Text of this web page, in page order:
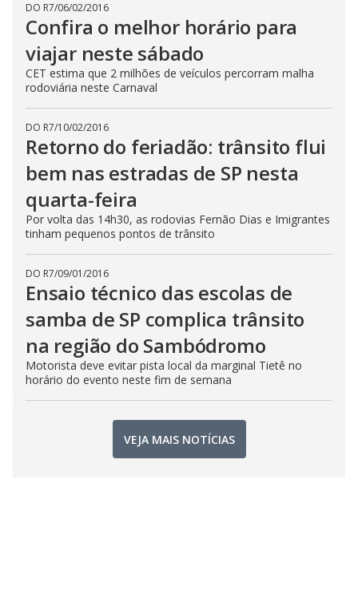
DO R7/06/02/2016
Confira o melhor horário para
viajar neste sábado
CET estima que 2 milhões de veículos percorram malha
rodoviária neste Carnaval
DO R7/10/02/2016
Retorno do feriadão: trânsito flui
bem nas estradas de SP nesta
quarta-feira
Por volta das 14h30, as rodovias Fernão Dias e Imigrantes
tinham pequenos pontos de trânsito
DO R7/09/01/2016
Ensaio técnico das escolas de
samba de SP complica trânsito
na região do Sambódromo
Motorista deve evitar pista local da marginal Tietê no
horário do evento neste fim de semana
VEJA MAIS NOTÍCIAS